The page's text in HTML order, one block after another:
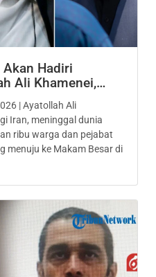
Hadiri
Ali Khamenei,…
| Ayatollah Ali
Iran, meninggal dunia
ribu warga dan pejabat
menuju ke Makam Besar di